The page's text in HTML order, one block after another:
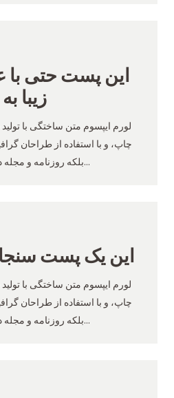
این پست حتی با
زیبا
لورم ایپسوم متن ساختگی با
چاپ، و با استفاده از طراحان
بلکه روزنامه و مجله در ستون و سطرآنچنان که…
این یک پست
لورم ایپسوم متن ساختگی با
چاپ، و با استفاده از طراحان
بلکه روزنامه و مجله در ستون و سطرآنچنان که…